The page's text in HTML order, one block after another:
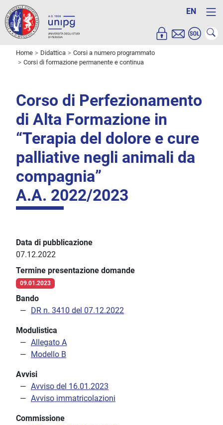
EN
Home Didattica
Corsi a numero programmato
Corsi di formazione permanente e continua
Corso di Perfezionamento
di Alta Formazione in
“Terapia del dolore e cure
palliative negli animali da
compagnia”
A.A. 2022/2023
Data di pubblicazione
07.12.2022
Termine presentazione domande
09.01.2023
Bando
DR n. 3410 del 07.12.2022
Modulistica
Allegato A
Modello B
Avvisi
Avviso del 16.01.2023
Avviso immatricolazioni
Commissione